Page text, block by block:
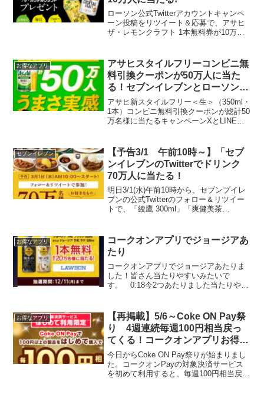
ローソン公式Twitterアカウントキャンペ
ーン投稿をリツイート＆応募で、アサヒ
ザ・レモンクラフト 1本無料券が10万人
らから#からあ...
お得なアプリ
アサヒスタイルフリーコンビニ無
料引換クーポンが50万人に当た
る！セブンイレブンとローソン引
き換えでお酒が当たるキャンペー
ンに参加しよう
アサヒ新スタイルフリー＜生＞（350ml・
1本）コンビニ無料引換クーポンが総計50
万名様に当たるキャンペーンXとLINEの
ブン,ファミマ,ローソン,ミニス...
セブンイレブン
【予告3/1 午前10時～】「セブ
ンイレブンのTwitterでドリンク
70万人に当たる！
明日3/1(水)午前10時から、セブンプイレ
ブンの公式Twitterのフォロー＆リツイー
トで、「綾鷹 300ml」「爽健美茶
に当たるキャンペーンが始ま...
お得なアプリ
コークオンアプリでジョージアあ
たり
コークオンアプリでジョージアあたりま
した！皆さん当たりやすいみたいで
す。 0:18今2つあたりました当たりやす
お得なアプリ
【再掲載】5/6～Coke ON Pay祭
り 4週連続毎週100円相当戻っ
てくる！コークオンアプリお得情
報
今日からCoke ON Pay祭りが始まりまし
た。コークオンPayの対象決済サービス
を初めて利用すると、毎週100円相当戻っ